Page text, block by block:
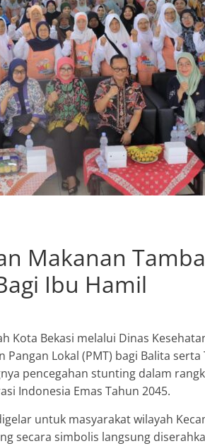
Makanan
Ibu Hamil
Kota Bekasi melalui Dinas
Lokal (PMT) bagi Balita serta
pencegahan stunting dalam
Indonesia Emas Tahun 2045.
untuk masyarakat wilayah
secara simbolis langsung